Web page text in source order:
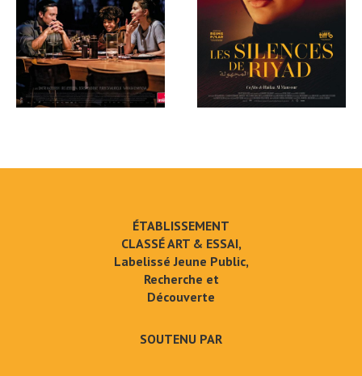
ÉTABLISSEMENT
CLASSÉ ART & ESSAI,
Labelissé Jeune Public,
Recherche et
Découverte
SOUTENU PAR